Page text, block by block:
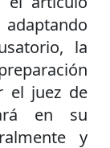
la
el juez de
en su
y